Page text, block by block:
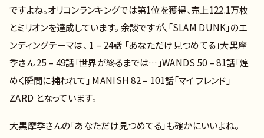
ですよね。オリコンランキングでは第1位を獲得、売上122.1万枚
とミリオンを達成しています。 余談ですが、「SLAM DUNK」のエ
ンディングテーマは、 1 – 24話 「あなただけ見つめてる」大黒摩
季さん 25 – 49話「世界が終るまでは…」WANDS 50 – 81話「煌
めく瞬間に捕われて」 MANISH 82 – 101話「マイ フレンド」
ZARD となっています。
大黒摩季さんの「あなただけ見つめてる」も確かにいいよね。